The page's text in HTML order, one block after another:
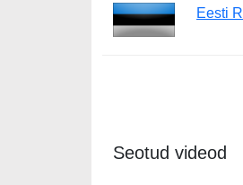
Eesti
Seotud videod